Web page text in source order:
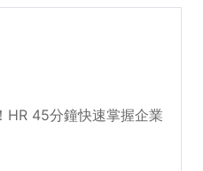
HR 45分鐘快速掌握企業